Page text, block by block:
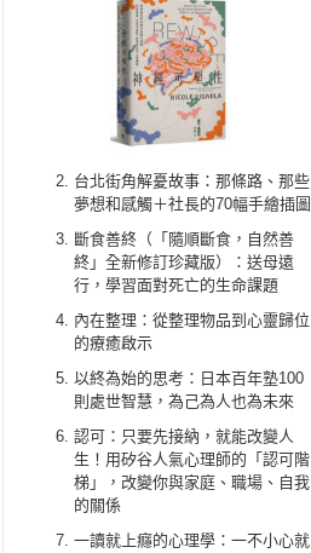
台北街角解憂故事：那條路、那些
夢想和感觸＋社長的70幅手繪插圖
斷食善終（「隨順斷食，自然善
終」全新修訂珍藏版）：送母遠
行，學習面對死亡的生命課題
內在整理：從整理物品到心靈歸位
的療癒啟示
以終為始的思考：日本百年塾100
則處世智慧，為己為人也為未來
認可：只要先接納，就能改變人
生！用矽谷人氣心理師的「認可階
梯」，改變你與家庭、職場、自我
的關係
一讀就上癮的心理學：一不小心就